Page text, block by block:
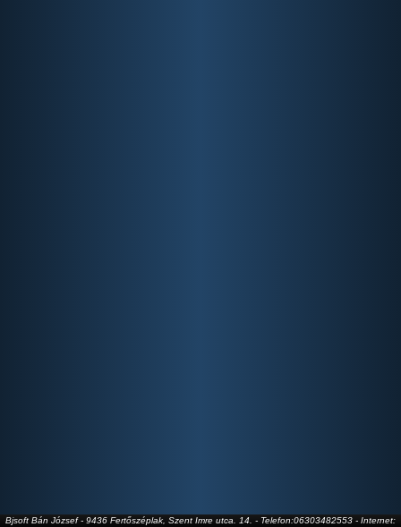
Bjsoft Bán József - 9436 Fertőszéplak, Szent Imre utca. 14. - Telefon:06303482553 - Internet: